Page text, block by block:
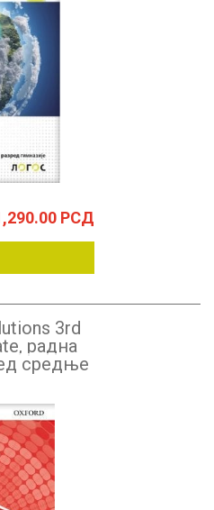
РСД
3rd
радна
средње